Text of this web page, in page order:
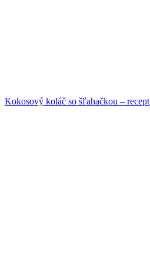
Kokosový koláč so šľahačkou – recept